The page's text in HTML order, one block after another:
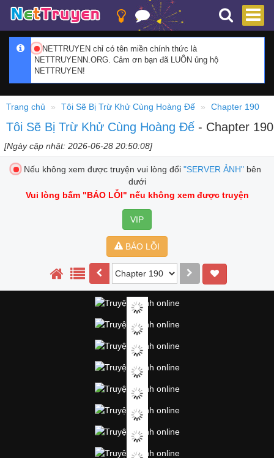
NETTRUYEN chỉ có tên miền chính thức là
NETTRUYENN.ORG. Cảm ơn bạn đã LUÔN ủng hộ
NETTRUYEN!
Trang chủ Tôi Sẽ Bị Trừ Khử Cùng Hoàng Đế Chapter 190
Tôi Sẽ Bị Trừ Khử Cùng Hoàng Đế - Chapter 190
[Ngày cập nhật: 2026-06-28 20:50:08]
Nếu không xem được truyện vui lòng đổi "SERVER ẢNH"bên
dưới
Vui lòng bấm "BÁO LỖI" nếu không xem được truyện
VIP
BÁO LỖI